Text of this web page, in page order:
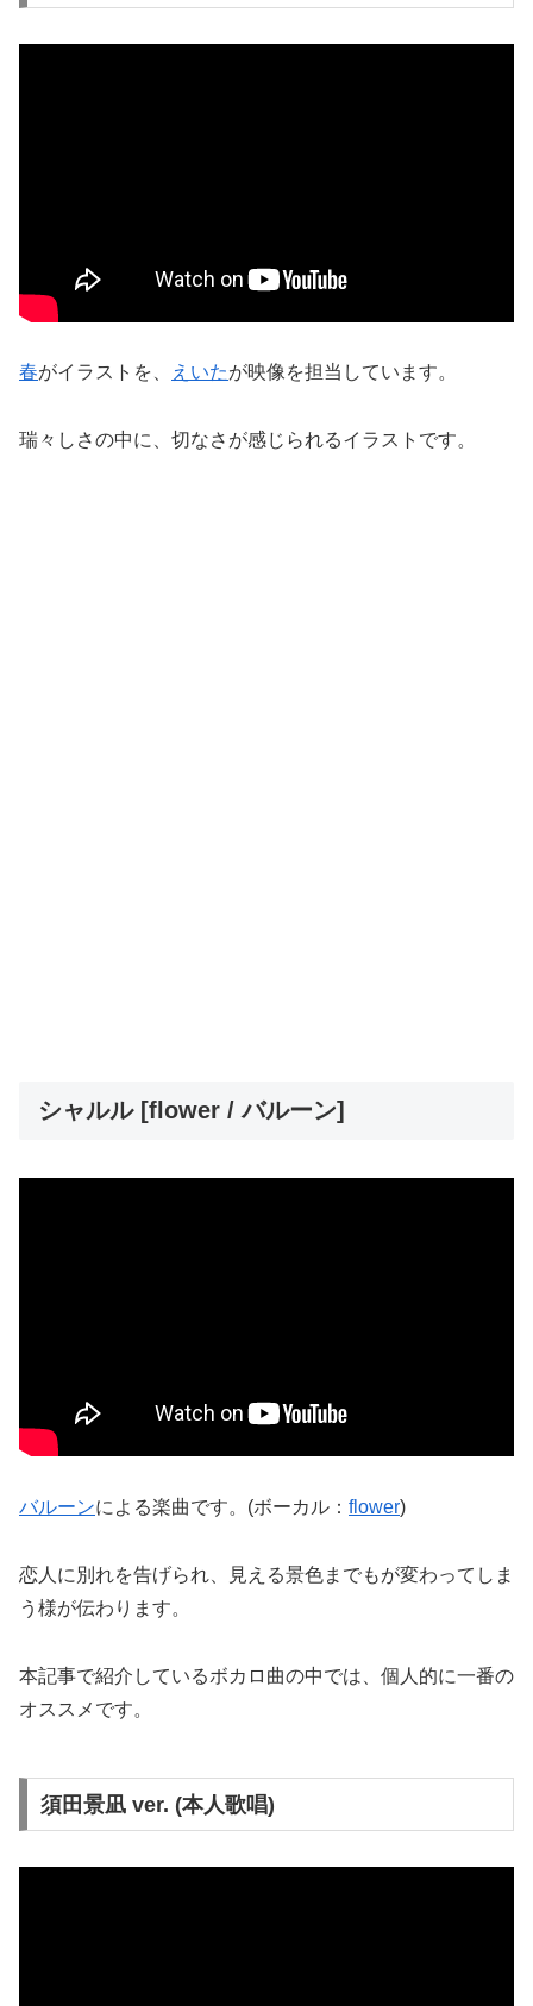
春がイラストを、 えいたが映像を担当しています。
瑞々しさの中に、切なさが感じられるイラストです。
シャルル [flower / バルーン]
バルーンによる楽曲です。(ボーカル： flower)
恋人に別れを告げられ、見える景色までもが変わってしま
う様が伝わります。
本記事で紹介しているボカロ曲の中では、個人的に一番の
オススメです。
須田景凪 ver. (本人歌唱)